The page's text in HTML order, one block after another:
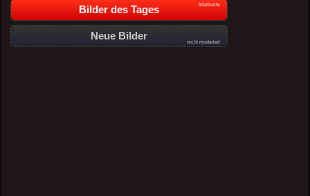
Bilder des Tages Startseite
Neue Bilder
nicht moderiert